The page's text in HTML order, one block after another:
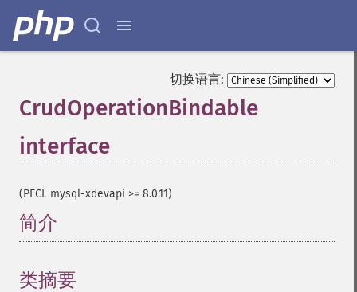
切换语言:
CrudOperationBindable
interface
(PECL mysql-xdevapi >= 8.0.11)
简介
类摘要